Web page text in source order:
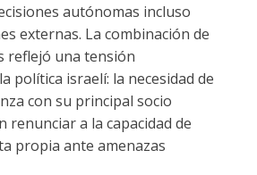
autónomas incluso
externas. La combinación de
reflejó una tensión
política israelí: la necesidad de
con su principal socio
renunciar a la capacidad de
propia ante amenazas